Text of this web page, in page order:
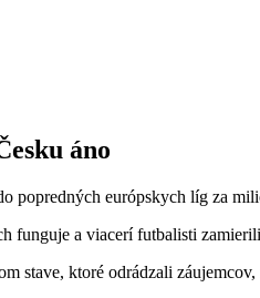
áno
popredných európskych líg za
funguje a viacerí futbalisti
stave, ktoré odrádzali